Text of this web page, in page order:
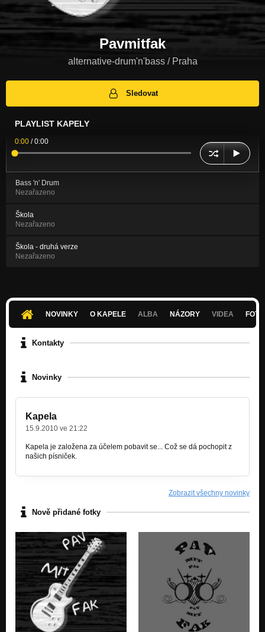
Pavmitfak
alternative-drum'n'bass / Praha
Sledovat
PLAYLIST KAPELY
0:00 /0:00
Bass 'n' Drum
Nezařazeno
Škola
Nezařazeno
Škola - druhá verze
Nezařazeno
NOVINKY O KAPELE ALBA NÁZORY VIDEA
Kontakty
Novinky
Kapela
15.9.2010 ve 21:22
Kapela je založena za účelem pobavit se... Což se dá pochopit z
našich písniček.
Zobrazit všechny novinky
Nově přidané fotky